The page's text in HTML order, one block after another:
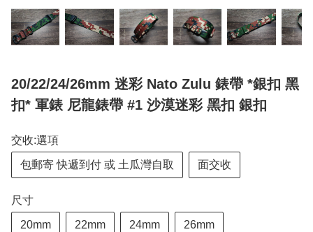
20/22/24/26mm 迷彩 Nato Zulu 錶帶 *銀扣 黑
扣* 軍錶 尼龍錶帶 #1 沙漠迷彩 黑扣 銀扣
交收:選項
包郵寄 快遞到付 或 土瓜灣自取 面交收
尺寸
20mm 22mm 24mm 26mm